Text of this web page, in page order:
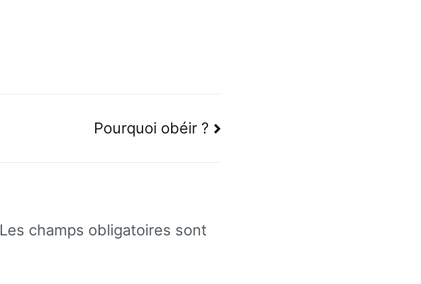
Pourquoi obéir ?
Les champs obligatoires sont